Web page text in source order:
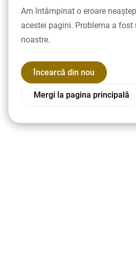
Am întâmpinat o eroare
acestei pagini. Problema a fost
noastre.
Încearcă din nou
Mergi la pagina principală